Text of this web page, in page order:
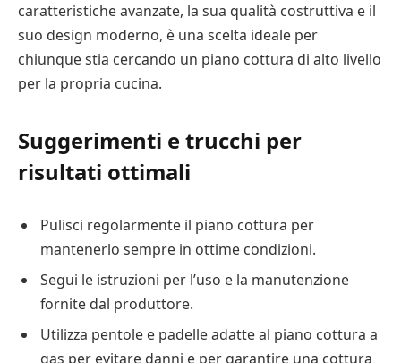
caratteristiche avanzate, la sua qualità costruttiva e il
suo design moderno, è una scelta ideale per
chiunque stia cercando un piano cottura di alto livello
per la propria cucina.
Suggerimenti e trucchi per
risultati ottimali
Pulisci regolarmente il piano cottura per
mantenerlo sempre in ottime condizioni.
Segui le istruzioni per l’uso e la manutenzione
fornite dal produttore.
Utilizza pentole e padelle adatte al piano cottura a
gas per evitare danni e per garantire una cottura